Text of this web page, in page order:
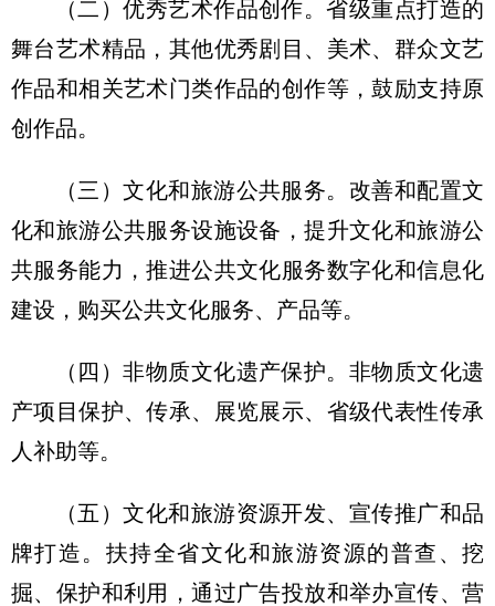
（二）优秀艺术作品创作。省级重点打造的
舞台艺术精品，其他优秀剧目、美术、群众文艺
作品和相关艺术门类作品的创作等，鼓励支持原
创作品。
（三）文化和旅游公共服务。改善和配置文
化和旅游公共服务设施设备，提升文化和旅游公
共服务能力，推进公共文化服务数字化和信息化
建设，购买公共文化服务、产品等。
（四）非物质文化遗产保护。非物质文化遗
产项目保护、传承、展览展示、省级代表性传承
人补助等。
（五）文化和旅游资源开发、宣传推广和品
牌打造。扶持全省文化和旅游资源的普查、挖
掘、保护和利用，通过广告投放和举办宣传、营